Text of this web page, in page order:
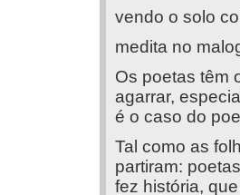
vendo o solo
medita no
Os poetas têm
agarrar,
é o caso do
Tal como as
partiram:
fez história,